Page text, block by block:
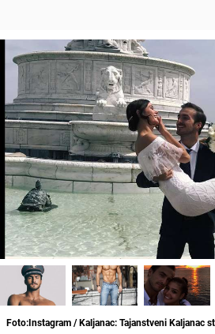
Foto:Instagram / Kaljanac: Tajanstveni Kaljanac